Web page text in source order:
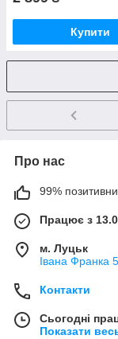
Купити
Про нас
99%
Працює з
м. Луцьк
Івана Франка
Контакти
Сьогодні
Показати